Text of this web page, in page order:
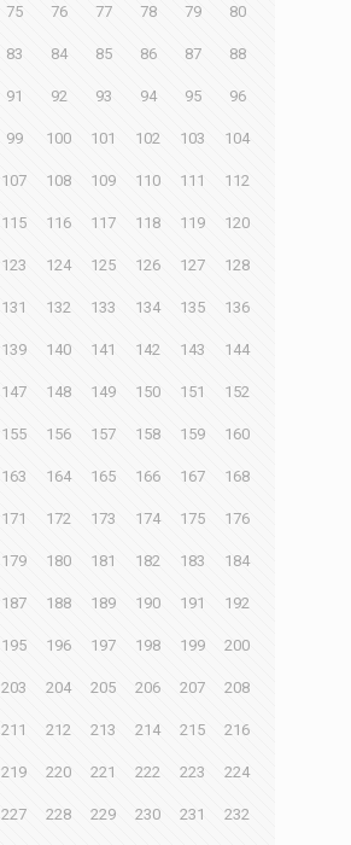
75 76 77 78 79 80
83 84 85 86 87 88
91 92 93 94 95 96
99 100 101 102 103 104
107 108 109 110 111 112
115 116 117 118 119 120
123 124 125 126 127 128
131 132 133 134 135 136
139 140 141 142 143 144
147 148 149 150 151 152
155 156 157 158 159 160
163 164 165 166 167 168
171 172 173 174 175 176
179 180 181 182 183 184
187 188 189 190 191 192
195 196 197 198 199 200
203 204 205 206 207 208
211 212 213 214 215 216
219 220 221 222 223 224
227 228 229 230 231 232